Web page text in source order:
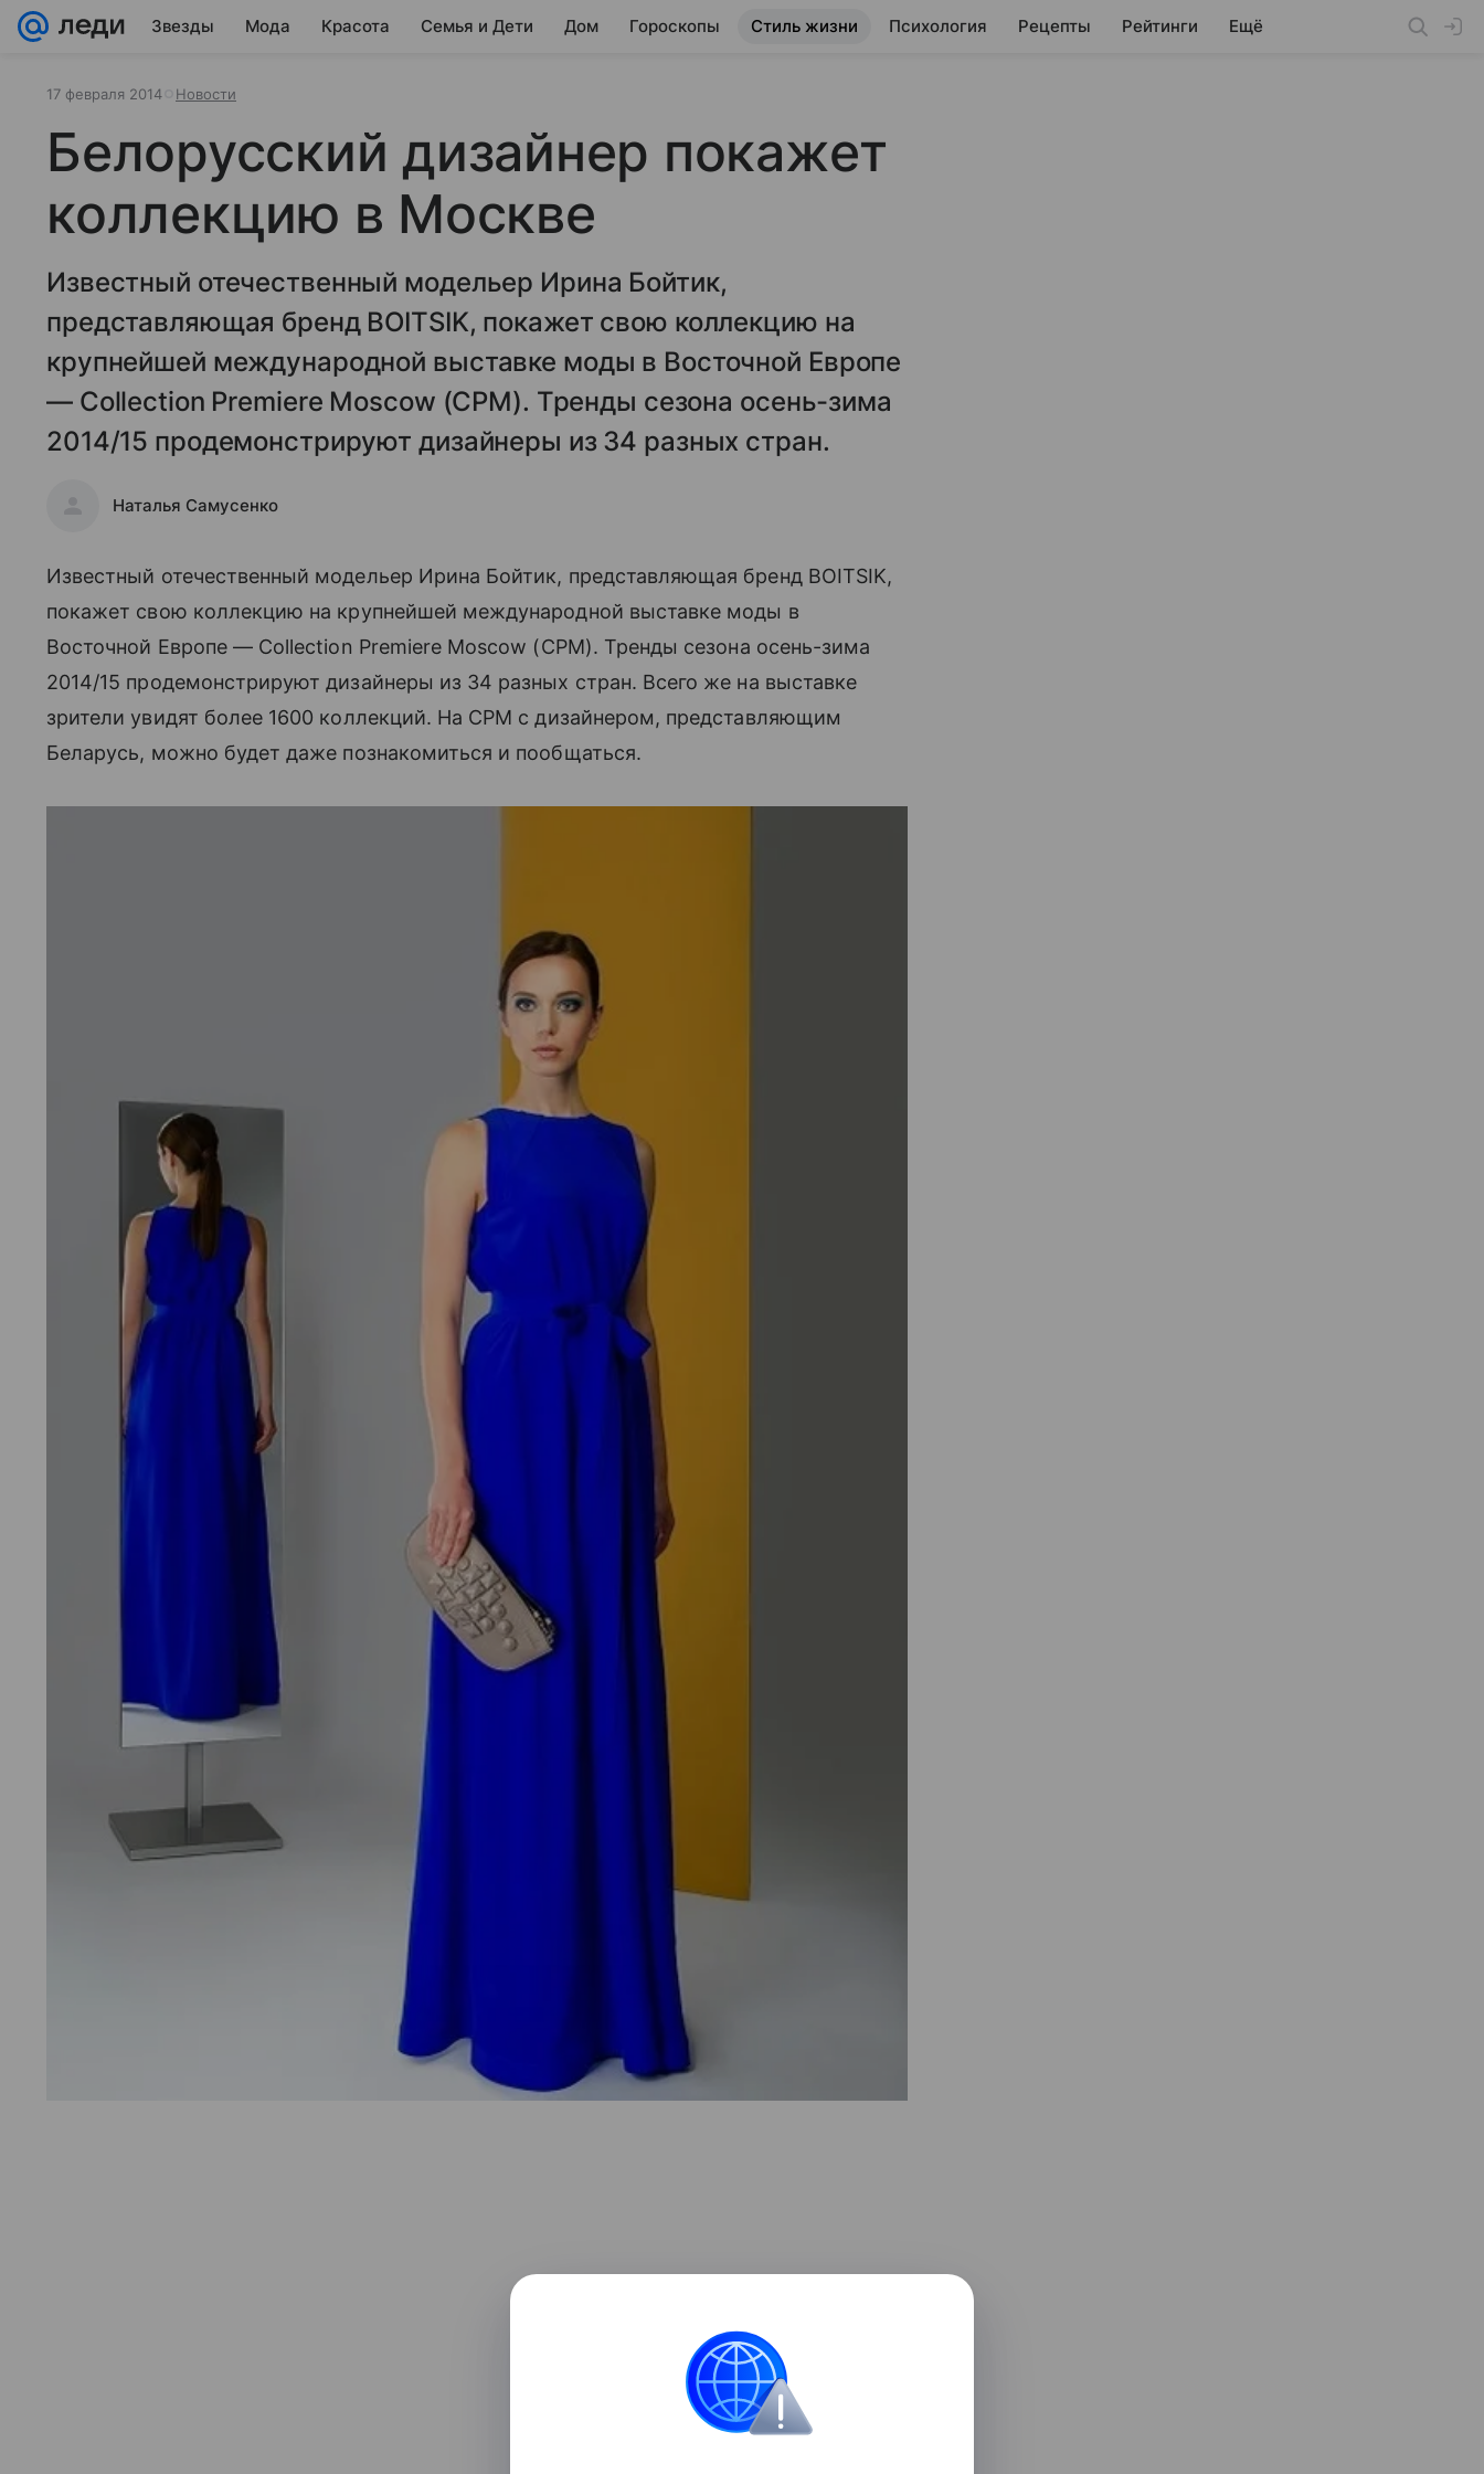
Звезды Мода Красота Семья и Дети Дом Гороскопы Стиль жизни Психология Рецепты Рейтинги Ещё
17 февраля 2014 Новости
Белорусский дизайнер покажет
коллекцию в Москве
Известный отечественный модельер Ирина Бойтик,
представляющая бренд BOITSIK, покажет свою коллекцию на
крупнейшей международной выставке моды в Восточной Европе
— Collection Premiere Moscow (СРМ). Тренды сезона осень-зима
2014/15 продемонстрируют дизайнеры из 34 разных стран.
Наталья Самусенко
Известный отечественный модельер Ирина Бойтик, представляющая бренд BOITSIK,
покажет свою коллекцию на крупнейшей международной выставке моды в
Восточной Европе — Collection Premiere Moscow (СРМ). Тренды сезона осень-зима
2014/15 продемонстрируют дизайнеры из 34 разных стран. Всего же на выставке
зрители увидят более 1600 коллекций. На СРМ с дизайнером, представляющим
Беларусь, можно будет даже познакомиться и пообщаться.